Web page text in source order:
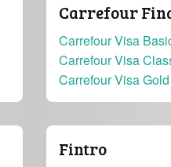
Carrefour
Carrefour Visa
Carrefour Visa
Carrefour Visa Gold
Fintro